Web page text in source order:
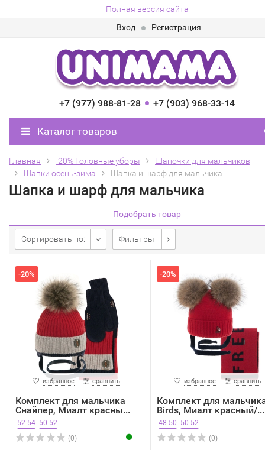
Полная версия сайта
Вход
Регистрация
+7 (977) 988-81-28 +7 (903) 968-33-14
Каталог товаров
Главная -20% Головные уборы
Шапочки для мальчиков
Шапки осень-зима
Шапка и шарф для мальчика
Шапка и шарф для мальчика
Подобрать товар
Сортировать по: Фильтры
-20%
избранное сравнить
Комплект для мальчика
Снайпер, Миалт красны...
52-54 50-52
(0)
-20%
избранное сравнить
Комплект для
Birds, Миалт красный/...
48-50 50-52
(0)